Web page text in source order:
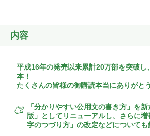
内容
平成16年の発売以来累計20万部を突破し
本！
たくさんの皆様の御購読本当にありがと
「分かりやすい公用文の書き方」を
版」としてリニューアルし、 さらに
字のつづり方」の改定などについても